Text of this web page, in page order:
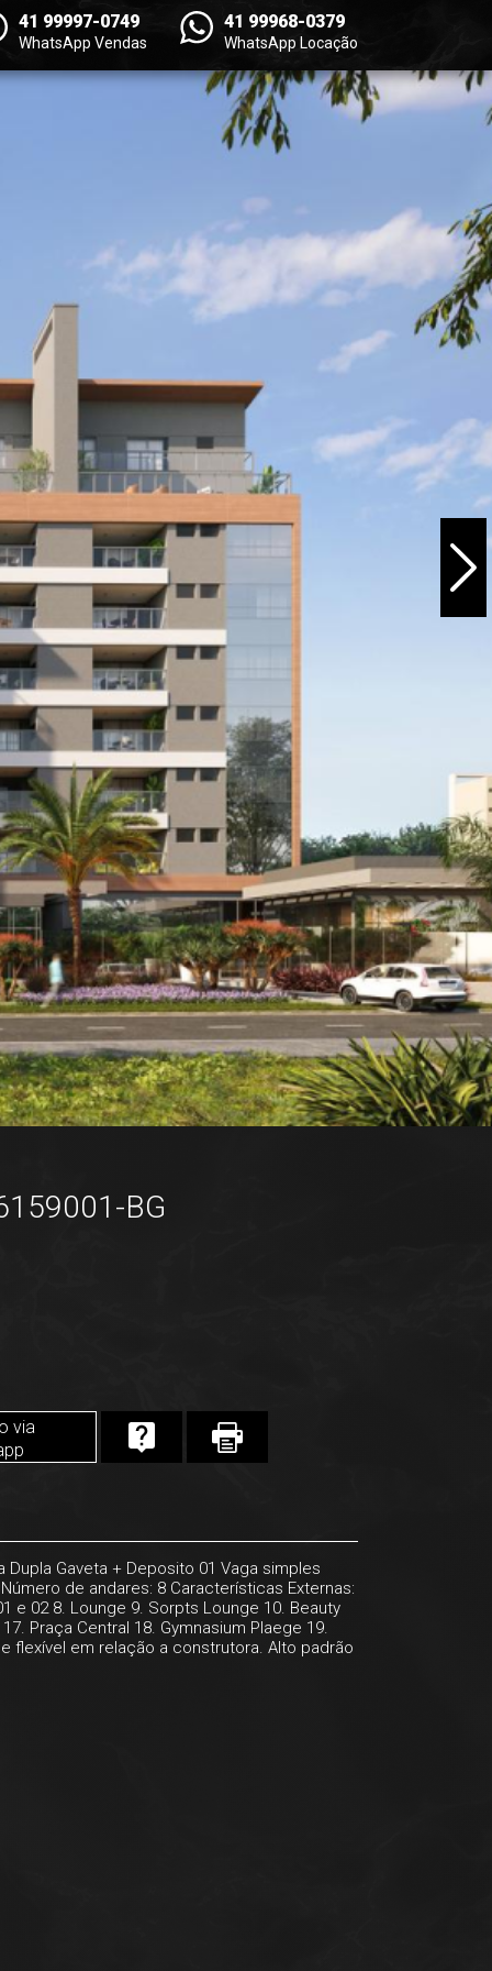
41 99997-0749
WhatsApp Vendas
41 99968-0379
WhatsApp Locação
BG
via
Gaveta + Deposito 01 Vaga simples
de andares: 8 Características Externas:
e 02 8. Lounge 9. Sorpts Lounge 10. Beauty
Praça Central 18. Gymnasium Plaege 19.
flexível em relação a construtora. Alto padrão